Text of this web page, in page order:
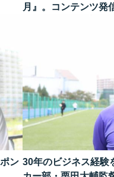
月』。コンテンツ発
ン 30年のビジネス経験